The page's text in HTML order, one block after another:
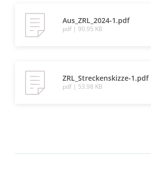
Aus_ZRL_2024-1.pdf
pdf | 90.95 KB
ZRL_Streckenskizze-1.pdf
pdf | 53.98 KB